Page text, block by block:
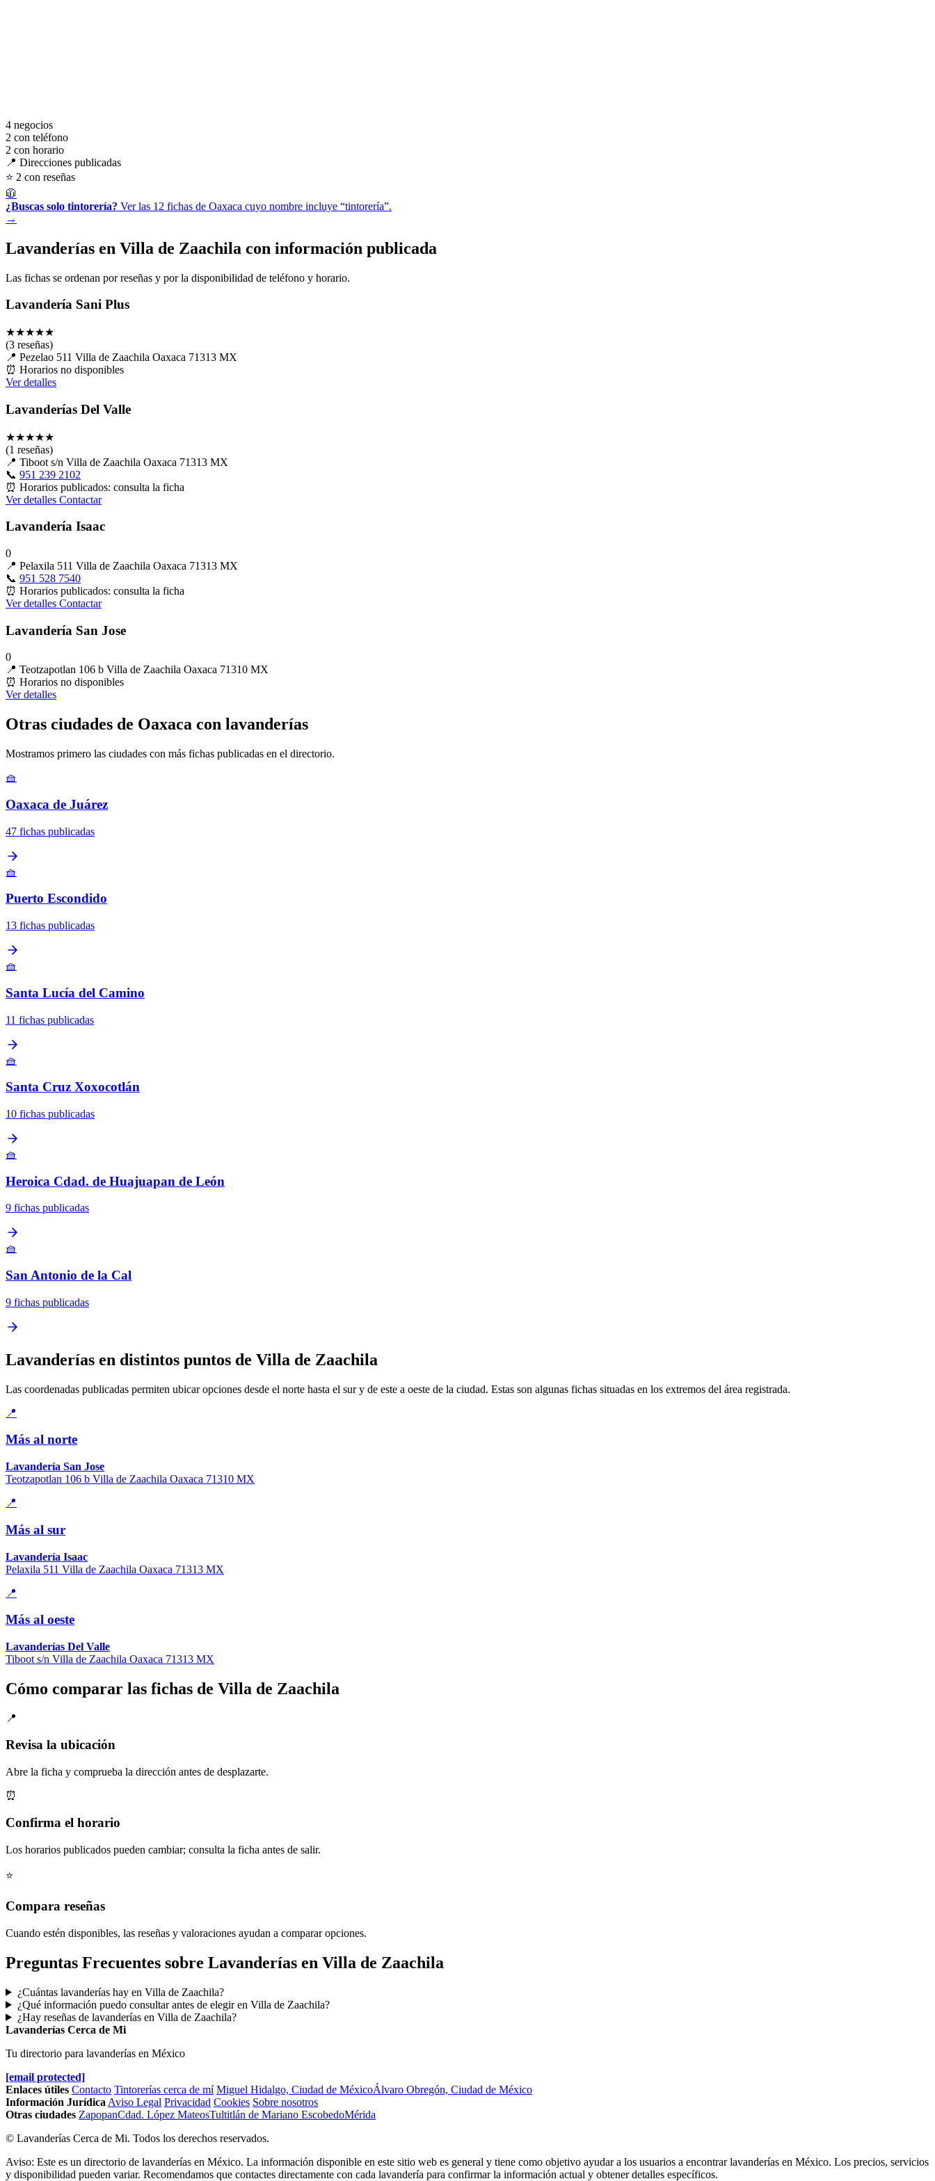
4 negocios
2 con teléfono
2 con horario
📍 Direcciones publicadas
⭐ 2 con reseñas
🧥
¿Buscas solo tintorería? Ver las 12 fichas de Oaxaca cuyo nombre incluye “tintorería”.
→
Lavanderías en Villa de Zaachila con información publicada
Las fichas se ordenan por reseñas y por la disponibilidad de teléfono y horario.
Lavandería Sani Plus
★★★★★
(3 reseñas)
📍 Pezelao 511 Villa de Zaachila Oaxaca 71313 MX
⏰ Horarios no disponibles
Ver detalles
Lavanderías Del Valle
★★★★★
(1 reseñas)
📍 Tiboot s/n Villa de Zaachila Oaxaca 71313 MX
📞 951 239 2102
⏰ Horarios publicados: consulta la ficha
Ver detalles Contactar
Lavandería Isaac
0
📍 Pelaxila 511 Villa de Zaachila Oaxaca 71313 MX
📞 951 528 7540
⏰ Horarios publicados: consulta la ficha
Ver detalles Contactar
Lavandería San Jose
0
📍 Teotzapotlan 106 b Villa de Zaachila Oaxaca 71310 MX
⏰ Horarios no disponibles
Ver detalles
Otras ciudades de Oaxaca con lavanderías
Mostramos primero las ciudades con más fichas publicadas en el directorio.
🧺
Oaxaca de Juárez
47 fichas publicadas
🧺
Puerto Escondido
13 fichas publicadas
🧺
Santa Lucía del Camino
11 fichas publicadas
🧺
Santa Cruz Xoxocotlán
10 fichas publicadas
🧺
Heroica Cdad. de Huajuapan de León
9 fichas publicadas
🧺
San Antonio de la Cal
9 fichas publicadas
Lavanderías en distintos puntos de Villa de Zaachila
Las coordenadas publicadas permiten ubicar opciones desde el norte hasta el sur y de este a oeste de la ciudad. Estas son algunas fichas situadas en los extremos del área registrada.
📍
Más al norte
Lavandería San Jose
Teotzapotlan 106 b Villa de Zaachila Oaxaca 71310 MX
📍
Más al sur
Lavandería Isaac
Pelaxila 511 Villa de Zaachila Oaxaca 71313 MX
📍
Más al oeste
Lavanderías Del Valle
Tiboot s/n Villa de Zaachila Oaxaca 71313 MX
Cómo comparar las fichas de Villa de Zaachila
📍
Revisa la ubicación
Abre la ficha y comprueba la dirección antes de desplazarte.
⏰
Confirma el horario
Los horarios publicados pueden cambiar; consulta la ficha antes de salir.
⭐
Compara reseñas
Cuando estén disponibles, las reseñas y valoraciones ayudan a comparar opciones.
Preguntas Frecuentes sobre Lavanderías en Villa de Zaachila
¿Cuántas lavanderías hay en Villa de Zaachila?
¿Qué información puedo consultar antes de elegir en Villa de Zaachila?
¿Hay reseñas de lavanderías en Villa de Zaachila?
Lavanderías Cerca de Mi
Tu directorio para lavanderías en México
[email protected]
Enlaces útiles Contacto Tintorerías cerca de mí Miguel Hidalgo, Ciudad de MéxicoÁlvaro Obregón, Ciudad de México
Información Jurídica Aviso Legal Privacidad Cookies Sobre nosotros
Otras ciudades ZapopanCdad. López MateosTultitlán de Mariano EscobedoMérida
© Lavanderías Cerca de Mi. Todos los derechos reservados.
Aviso: Este es un directorio de lavanderías en México. La información disponible en este sitio web es general y tiene como objetivo ayudar a los usuarios a encontrar lavanderías en México. Los precios, servicios
y disponibilidad pueden variar. Recomendamos que contactes directamente con cada lavandería para confirmar la información actual y obtener detalles específicos.